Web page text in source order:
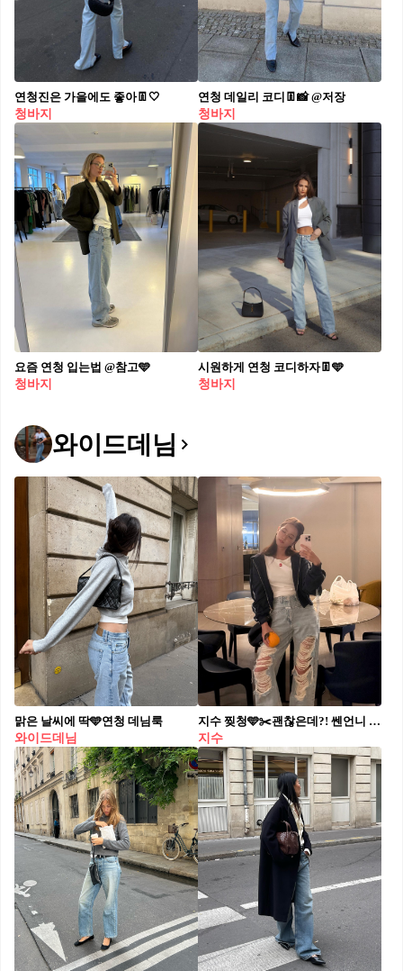
연청진은 가을에도 좋아👖🤍
청바지
연청 데일리 코디👖📸 @저장
청바지
요즘 연청 입는법 @참고🩵
청바지
시원하게 연청 코디하자👖​🩵​
청바지
와이드데님
맑은 날씨에 딱🩵연청 데님룩
와이드데님
지수 찢청🩵✂️괜찮은데?! 쎈언니 코디말고,, 이런 코디 자주 보여줘요🍊 지수의 찢청과 후드 조합, 현실적인 워너비 룩입니다. 지수는 최근 SNS에 일상 셀카를 공개했습니다. 편안한 후드 집업 위에 그 찢청. 꾸안꾸 정보를 알려드립니다. 1. 마리떼, W 디스트로이드 워싱 연청 데님 팬츠 지수가 입은 팬츠는 마리떼 프랑소와 저버 제품으로, 연청 워싱과 데미지가 돋보입니다. 가격은 219,000원으로 실루엣 완성도가 높습니다. 2. 에프에이디, 레이스 크롭 후디 집업 후드는 에프에이디(FAD) 레이스 후디 집업으로, 가격은 정가 128,000원입니다. 레이스와 크롭 기장이 조화를 이루며 찢청과도 잘 어울립니다.
지수